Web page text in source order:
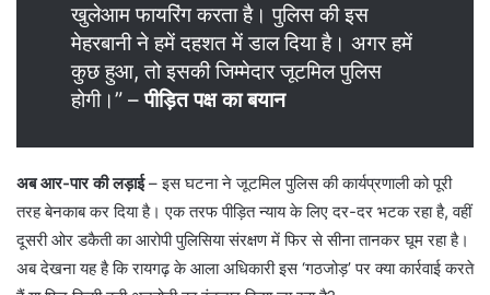
खुलेआम फायरिंग करता है। पुलिस की इस
मेहरबानी ने हमें दहशत में डाल दिया है। अगर हमें
कुछ हुआ, तो इसकी जिम्मेदार जूटमिल पुलिस
होगी।” –पीड़ित पक्ष का बयान
अब आर-पार की लड़ाई– इस घटना ने जूटमिल पुलिस की कार्यप्रणाली को पूरी
तरह बेनकाब कर दिया है। एक तरफ पीड़ित न्याय के लिए दर-दर भटक रहा है, वहीं
दूसरी ओर डकैती का आरोपी पुलिसिया संरक्षण में फिर से सीना तानकर घूम रहा है।
अब देखना यह है कि रायगढ़ के आला अधिकारी इस ‘गठजोड़’ पर क्या कार्रवाई करते